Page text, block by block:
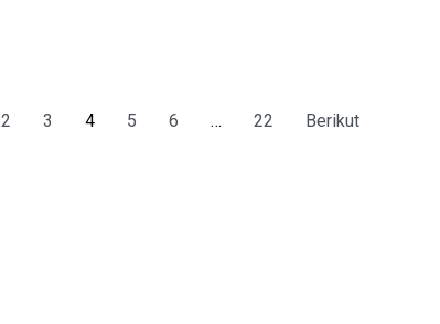
2 3 4 5 6 … 22 Berikut